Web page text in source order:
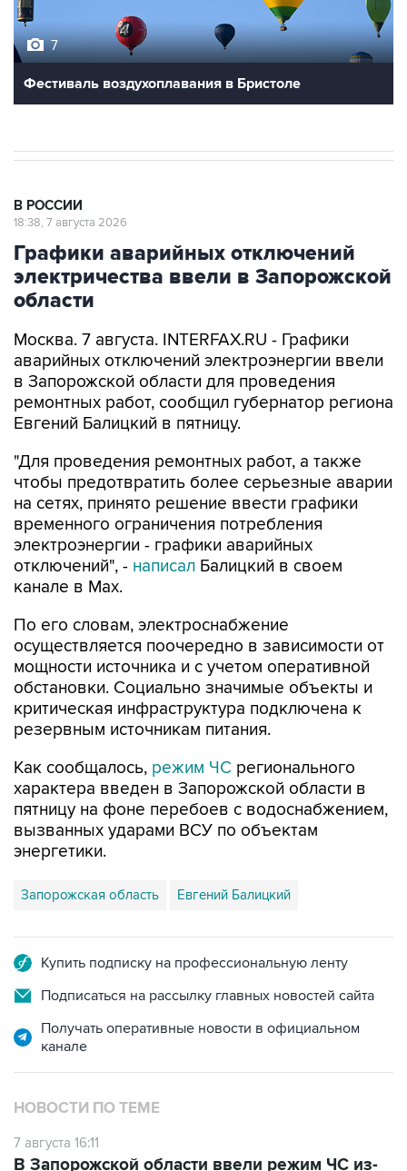
Фестиваль воздухоплавания в Бристоле
Графики аварийных отключений
электричества ввели в Запорожской
области
Москва. 7 августа. INTERFAX.RU - Графики
в Запорожской области для проведения
ремонтных работ, сообщил губернатор региона
Евгений Балицкий в пятницу.
"Для проведения ремонтных работ, а также
на сетях, принято решение ввести графики
временного ограничения потребления
электроэнергии - графики аварийных
отключений", -написалБалицкий в своем
канале в Max.
По его словам, электроснабжение
мощности источника и с учетом оперативной
обстановки. Социально значимые объекты и
критическая инфраструктура подключена к
резервным источникам питания.
Как сообщалось,режим ЧСрегионального
пятницу на фоне перебоев с водоснабжением,
вызванных ударами ВСУ по объектам
энергетики.
Запорожская область
Подписаться на рассылку главных новостей сайта
Получать оперативные новости в официальном
НОВОСТИ ПО ТЕМЕ
7 августа 16:11
за перебоев с водоснабжением